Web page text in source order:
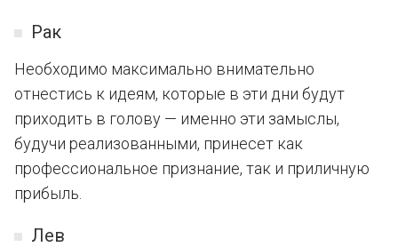
Рак
Необходимо максимально внимательно
отнестись к идеям, которые в эти дни будут
приходить в голову — именно эти замыслы,
будучи реализованными, принесет как
профессиональное признание, так и приличную
прибыль.
Лев